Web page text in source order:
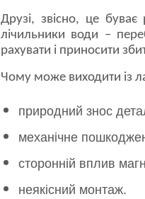
Друзі, звісно, це
лічильники води –
рахувати і приносити
Чому може виходити із
природний знос
механічне
сторонній вплив
неякісний монтаж.